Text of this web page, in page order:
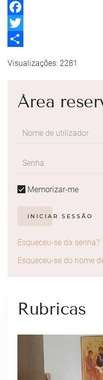
Facebook
Twitter
Visualizações: 2281
Área
Memorizar-me
INICIAR SESSÃO
Esqueceu-se da senha?
Esqueceu-se do nome
Rubricas